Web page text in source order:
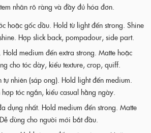
nhãn rõ ràng và đầy đủ hóa đơn.
hoặc gốc dầu. Hold từ light đến strong. Shine
Hợp slick back, pompadour, side part.
medium đến extra strong. Matte hoặc
cho tóc dày, kiểu texture, crop, quiff.
nhiên (sáp ong). Hold light đến medium.
tóc ngắn, kiểu casual hằng ngày.
dụng nhất. Hold medium đến strong. Matte
dùng cho người mới bắt đầu.